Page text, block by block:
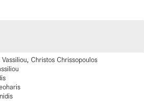
Christos Chrissopoulos